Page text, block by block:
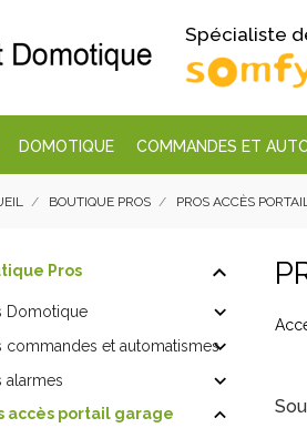
Spécialiste
DOMOTIQUE COMMANDES ET
BOUTIQUE PROS PROS ACCÈS
Pros 
Domotique 
commandes et automatismes
alarmes 
accès portail garage 